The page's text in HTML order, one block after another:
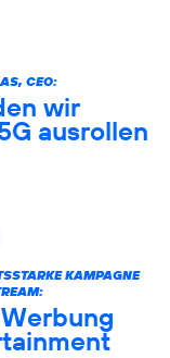
CEO:
wir
ausrollen
KAMPAGNE